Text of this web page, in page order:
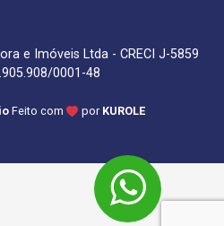
e Imóveis Ltda - CRECI J-5859
0001-48
Feito com por KUROLE